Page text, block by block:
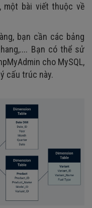
một bài viết thuộc về
bạn cần các bảng
Bạn có thể sử
cho MySQL,
cấu trúc này.